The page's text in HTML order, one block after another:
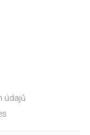
údajů